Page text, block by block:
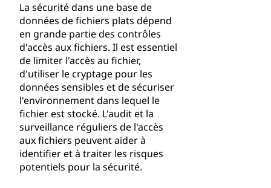
La sécurité dans une base de
données de fichiers plats dépend
en grande partie des contrôles
d'accès aux fichiers. Il est essentiel
de limiter l'accès au fichier,
d'utiliser le cryptage pour les
données sensibles et de sécuriser
l'environnement dans lequel le
fichier est stocké. L'audit et la
surveillance réguliers de l'accès
aux fichiers peuvent aider à
identifier et à traiter les risques
potentiels pour la sécurité.